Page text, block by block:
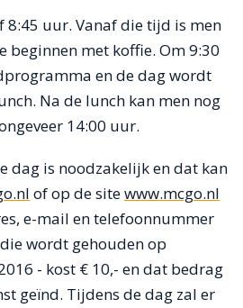
8:45 uur. Vanaf die tijd is men
beginnen met koffie. Om 9:30
en de dag wordt
Na de lunch kan men nog
14:00 uur.
dag is noodzakelijk en dat kan
of op de sitewww.mcgo.nl
e-mail en telefoonnummer
wordt gehouden op
- kost € 10,- en dat bedrag
geïnd. Tijdens de dag zal er